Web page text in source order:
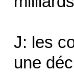
J: les
une